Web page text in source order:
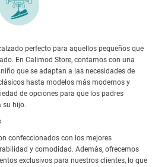
perfecto para aquellos pequeños que
En Calimod Store, contamos con una
que se adaptan a las necesidades de
hasta modelos más modernos y
de opciones para que los padres
su hijo.
confeccionados con los mejores
y comodidad. Además, ofrecemos
exclusivos para nuestros clientes, lo que